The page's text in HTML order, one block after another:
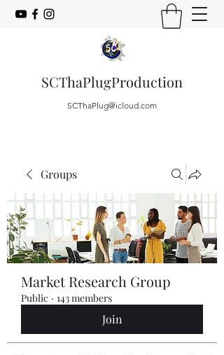
SCThaPlugProduction
SCThaPlug@icloud.com
Groups
Market Research Group
Public · 143 members
Join